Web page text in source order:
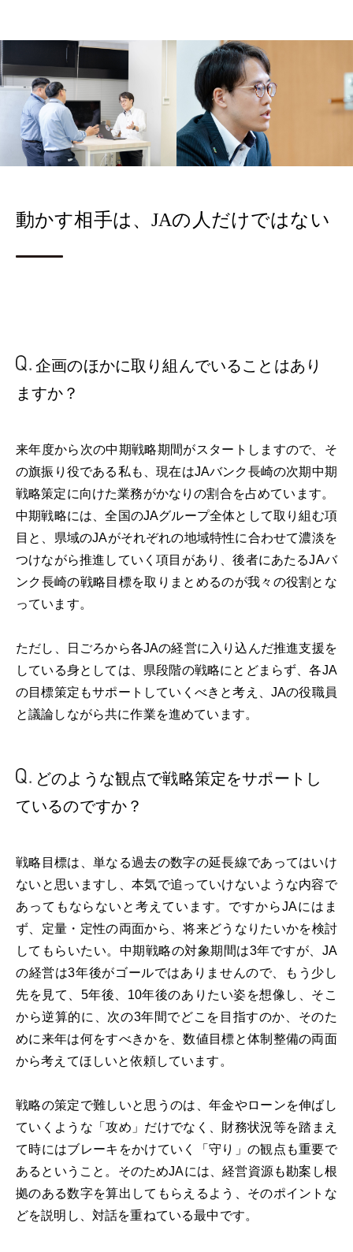
動かす相手は、JAの人だけではない
企画のほかに取り組んでいることはあり
ますか？
来年度から次の中期戦略期間がスタートしますので、そ
の旗振り役である私も、現在はJAバンク長崎の次期中期
戦略策定に向けた業務がかなりの割合を占めています。
中期戦略には、全国のJAグループ全体として取り組む項
目と、県域のJAがそれぞれの地域特性に合わせて濃淡を
つけながら推進していく項目があり、後者にあたるJAバ
ンク長崎の戦略目標を取りまとめるのが我々の役割とな
っています。
ただし、日ごろから各JAの経営に入り込んだ推進支援を
している身としては、県段階の戦略にとどまらず、各JA
の目標策定もサポートしていくべきと考え、JAの役職員
と議論しながら共に作業を進めています。
どのような観点で戦略策定をサポート し
ているのですか？
戦略目標は、単なる過去の数字の延長線であってはいけ
ないと思いますし、本気で追っていけないような内容で
あってもならないと考えています。ですからJAにはま
ず、定量・定性の両面から、将来どうなりたいかを検討
してもらいたい。中期戦略の対象期間は3年ですが、JA
の経営は3年後がゴールではありませんので、もう少し
先を見て、5年後、10年後のありたい姿を想像し、そこ
から逆算的に、次の3年間でどこを目指すのか、そのた
めに来年は何をすべきかを、数値目標と体制整備の両面
から考えてほしいと依頼しています。
戦略の策定で難しいと思うのは、年金やローンを伸ばし
ていくような「攻め」だけでなく、財務状況等を踏まえ
て時にはブレーキをかけていく「守り」の観点も重要で
あるということ。そのためJAには、経営資源も勘案し根
拠のある数字を算出してもらえるよう、そのポイントな
どを説明し、対話を重ねている最中です。